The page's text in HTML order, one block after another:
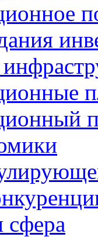
сфера